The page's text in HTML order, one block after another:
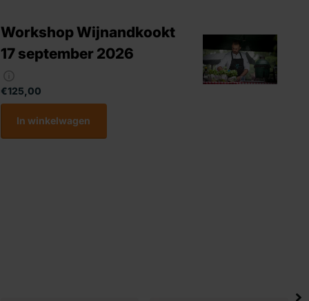
Workshop Wijnandkookt
17 september 2026
€125,00
In winkelwagen